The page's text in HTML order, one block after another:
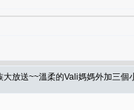
大放送~~溫柔的Vali媽媽外加三個